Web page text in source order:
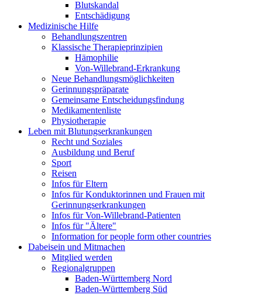
Blutskandal
Entschädigung
Medizinische Hilfe
Behandlungszentren
Klassische Therapieprinzipien
Hämophilie
Von-Willebrand-Erkrankung
Neue Behandlungsmöglichkeiten
Gerinnungspräparate
Gemeinsame Entscheidungsfindung
Medikamentenliste
Physiotherapie
Leben mit Blutungserkrankungen
Recht und Soziales
Ausbildung und Beruf
Sport
Reisen
Infos für Eltern
Infos für Konduktorinnen und Frauen mit
Gerinnungserkrankungen
Infos für Von-Willebrand-Patienten
Infos für "Ältere"
Information for people form other countries
Dabeisein und Mitmachen
Mitglied werden
Regionalgruppen
Baden-Württemberg Nord
Baden-Württemberg Süd